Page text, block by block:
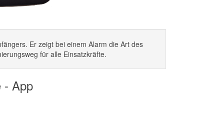
Er zeigt bei einem Alarm die Art des
für alle Einsatzkräfte.
- App